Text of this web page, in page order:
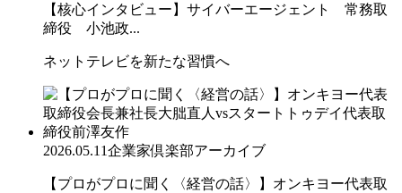
【核心インタビュー】サイバーエージェント 常務取
締役 小池政...
ネットテレビを新たな習慣へ
2026.05.11企業家倶楽部アーカイブ
【プロがプロに聞く〈経営の話〉】オンキヨー代表取